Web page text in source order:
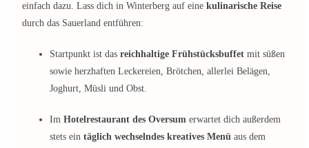
einfach dazu. Lass dich in Winterberg auf eine kulinarische Reise
durch das Sauerland entführen:
Startpunkt ist das reichhaltige Frühstücksbuffet mit süßen
sowie herzhaften Leckereien, Brötchen, allerlei Belägen,
Joghurt, Müsli und Obst.
Im Hotelrestaurant des Oversum erwartet dich außerdem
stets ein täglich wechselndes kreatives Menü aus dem